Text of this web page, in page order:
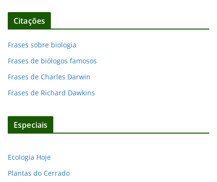
Citações
Frases sobre biologia
Frases de biólogos famosos
Frases de Charles Darwin
Frases de Richard Dawkins
Especiais
Ecologia Hoje
Plantas do Cerrado